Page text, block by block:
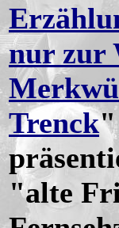
nur zur
Trenck"
"alte